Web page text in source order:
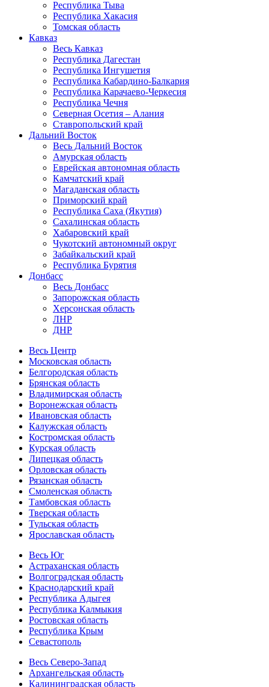
Республика Тыва
Республика Хакасия
Томская область
Кавказ
Весь Кавказ
Республика Дагестан
Республика Ингушетия
Республика Кабардино-Балкария
Республика Карачаево-Черкесия
Республика Чечня
Северная Осетия – Алания
Ставропольский край
Дальний Восток
Весь Дальний Восток
Амурская область
Еврейская автономная область
Камчатский край
Магаданская область
Приморский край
Республика Саха (Якутия)
Сахалинская область
Хабаровский край
Чукотский автономный округ
Забайкальский край
Республика Бурятия
Донбасс
Весь Донбасс
Запорожская область
Херсонская область
ЛНР
ДНР
Весь Центр
Московская область
Белгородская область
Брянская область
Владимирская область
Воронежская область
Ивановская область
Калужская область
Костромская область
Курская область
Липецкая область
Орловская область
Рязанская область
Смоленская область
Тамбовская область
Тверская область
Тульская область
Ярославская область
Весь Юг
Астраханская область
Волгоградская область
Краснодарский край
Республика Адыгея
Республика Калмыкия
Ростовская область
Республика Крым
Севастополь
Весь Северо-Запад
Архангельская область
Калининградская область